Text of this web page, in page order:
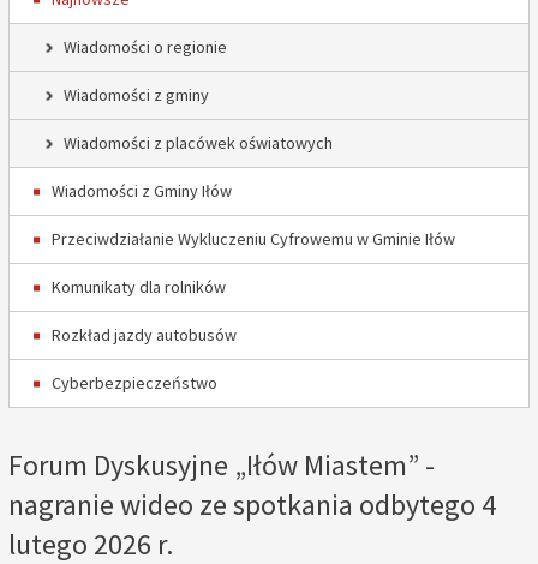
Wiadomości o regionie
Wiadomości z gminy
Wiadomości z placówek oświatowych
Wiadomości z Gminy Iłów
Przeciwdziałanie Wykluczeniu Cyfrowemu w Gminie Iłów
Komunikaty dla rolników
Rozkład jazdy autobusów
Cyberbezpieczeństwo
Forum Dyskusyjne „Iłów Miastem” -
nagranie wideo ze spotkania odbytego 4
lutego 2026 r.